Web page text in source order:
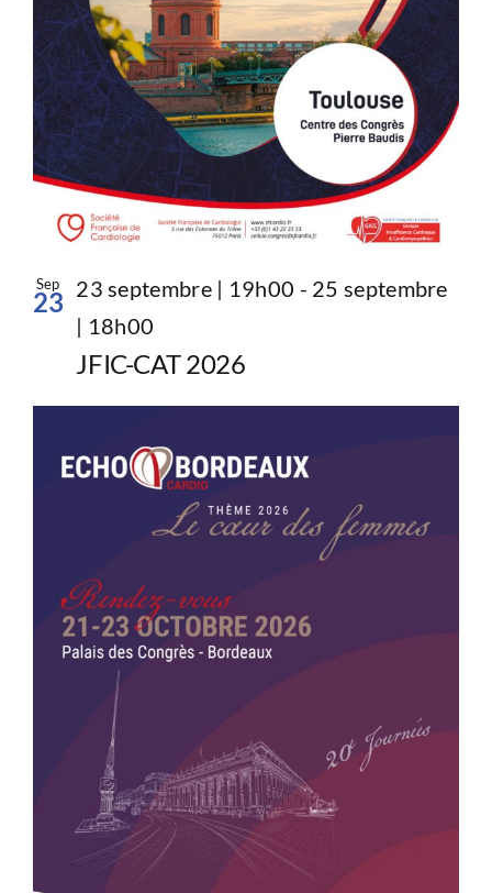
Sep
23
JFIC-CAT 2026
23 septembre | 19h00 - 25 septembre
| 18h00